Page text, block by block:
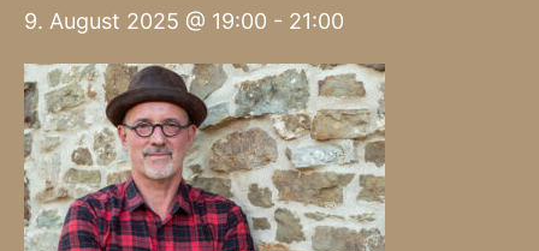
9. August 2025 @ 19:00 - 21:00